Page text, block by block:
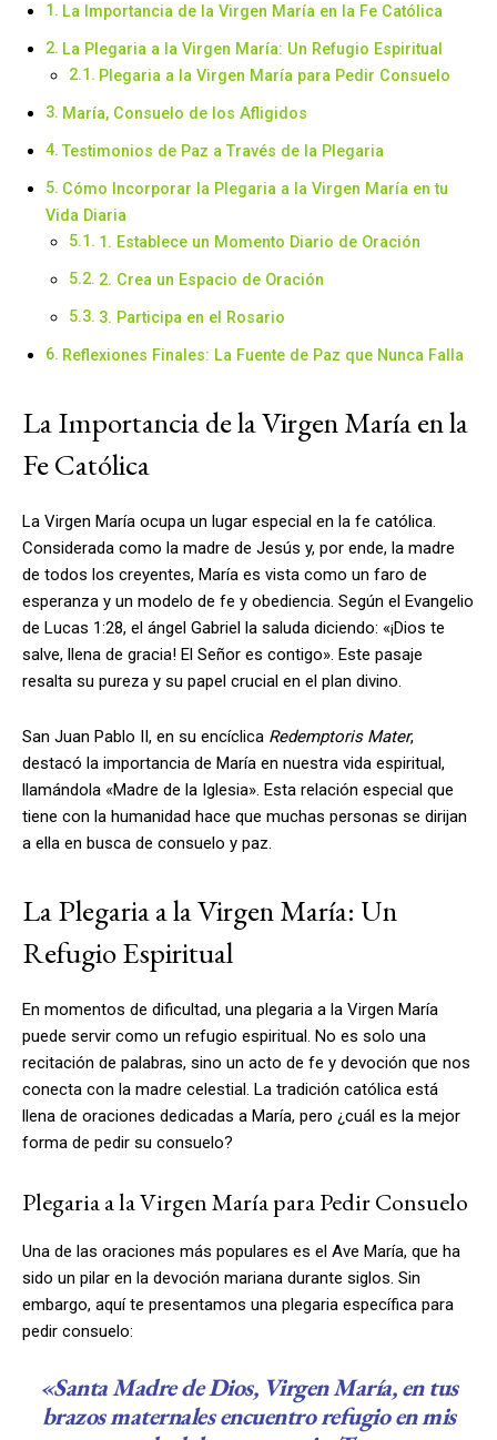
La Importancia de la Virgen María en la Fe Católica
La Plegaria a la Virgen María: Un Refugio Espiritual
Plegaria a la Virgen María para Pedir Consuelo
María, Consuelo de los Afligidos
Testimonios de Paz a Través de la Plegaria
Cómo Incorporar la Plegaria a la Virgen María en tu
Vida Diaria
1. Establece un Momento Diario de Oración
2. Crea un Espacio de Oración
3. Participa en el Rosario
Reflexiones Finales: La Fuente de Paz que Nunca Falla
La Importancia de la Virgen María en la
Fe Católica
La Virgen María ocupa un lugar especial en la fe católica.
Considerada como la madre de Jesús y, por ende, la madre
de todos los creyentes, María es vista como un faro de
esperanza y un modelo de fe y obediencia. Según el Evangelio
de Lucas 1:28, el ángel Gabriel la saluda diciendo: «¡Dios te
salve, llena de gracia! El Señor es contigo». Este pasaje
resalta su pureza y su papel crucial en el plan divino.
San Juan Pablo II, en su encíclica Redemptoris Mater,
destacó la importancia de María en nuestra vida espiritual,
llamándola «Madre de la Iglesia». Esta relación especial que
tiene con la humanidad hace que muchas personas se dirijan
a ella en busca de consuelo y paz.
La Plegaria a la Virgen María: Un
Refugio Espiritual
En momentos de dificultad, una plegaria a la Virgen María
puede servir como un refugio espiritual. No es solo una
recitación de palabras, sino un acto de fe y devoción que nos
conecta con la madre celestial. La tradición católica está
llena de oraciones dedicadas a María, pero ¿cuál es la mejor
forma de pedir su consuelo?
Plegaria a la Virgen María para Pedir Consuelo
Una de las oraciones más populares es el Ave María, que ha
sido un pilar en la devoción mariana durante siglos. Sin
embargo, aquí te presentamos una plegaria específica para
pedir consuelo:
«Santa Madre de Dios, Virgen María, en tus
brazos maternales encuentro refugio en mis